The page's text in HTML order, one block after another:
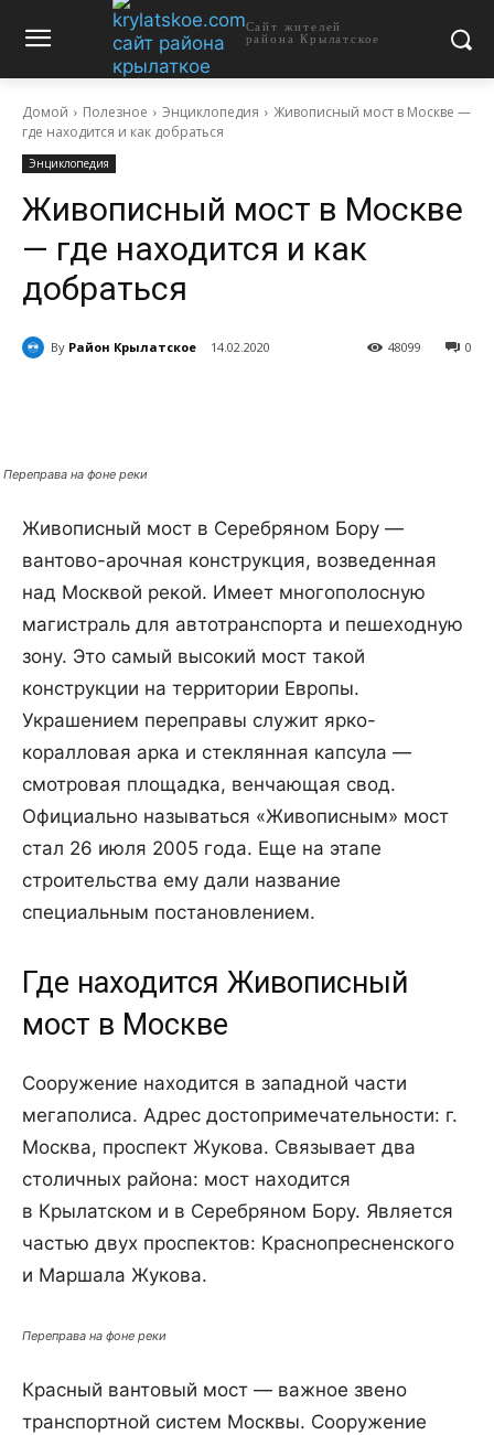
Сайт жителей
района Крылатское
Домой Полезное Энциклопедия
Живописный мост в Москве —
где находится и как добраться
Энциклопедия
Живописный мост в Москве
— где находится и как
добраться
By Район Крылатское 14.02.2020 0
48099
Переправа на фоне реки
Живописный мост в Серебряном Бору —
вантово-арочная конструкция, возведенная
над Москвой рекой. Имеет многополосную
магистраль для автотранспорта и пешеходную
зону. Это самый высокий мост такой
конструкции на территории Европы.
Украшением переправы служит ярко-
коралловая арка и стеклянная капсула —
смотровая площадка, венчающая свод.
Официально называться «Живописным» мост
стал 26 июля 2005 года. Еще на этапе
строительства ему дали название
специальным постановлением.
Где находится Живописный
мост в Москве
Сооружение находится в западной части
мегаполиса. Адрес достопримечательности: г.
Москва, проспект Жукова. Связывает два
столичных района: мост находится
в Крылатском и в Серебряном Бору. Является
частью двух проспектов: Краснопресненского
и Маршала Жукова.
Переправа на фоне реки
Красный вантовый мост — важное звено
транспортной систем Москвы. Сооружение